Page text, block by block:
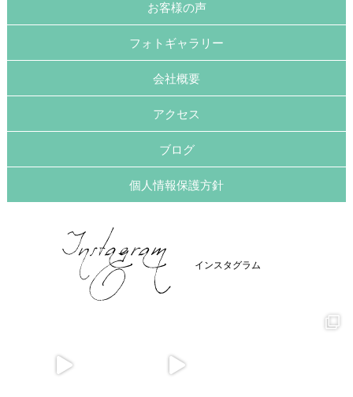
お客様の声
フォトギャラリー
会社概要
アクセス
ブログ
個人情報保護方針
インスタグラム